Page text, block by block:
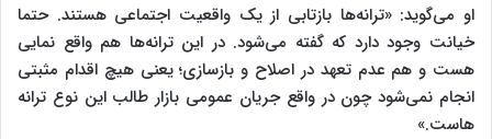
او می‌گو‌ید: «ترانه‌ها بازتابی از یک واقعیت اجتماعی هستند. حتما
خیانت وجود دارد که گفته می‌شود. در این ترانه‌ها هم واقع نمایی
هست و هم عدم تعهد در اصلاح و بازسازی؛ یعنی هیچ اقدام مثبتی
انجام نمی‌شود چون در واقع جریان عمومی بازار طالب این نوع ترانه
هاست.»